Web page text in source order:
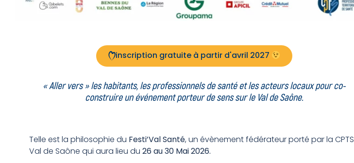
inscription gratuite à partir d'avril 2027
« Aller vers » les habitants, les professionnels de santé et les acteurs locauxpour co-
construire unévénement porteur de sens sur le Val de Saône.
Telle est la philosophie du Festi’Val Santé, un évènement fédérateur porté par la CPTS
Val de Saône qui aura lieu du 26 au 30 Mai 2026.